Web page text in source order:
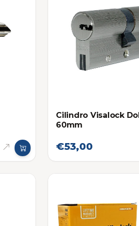
Cilindro Visalock
60mm
€53,00